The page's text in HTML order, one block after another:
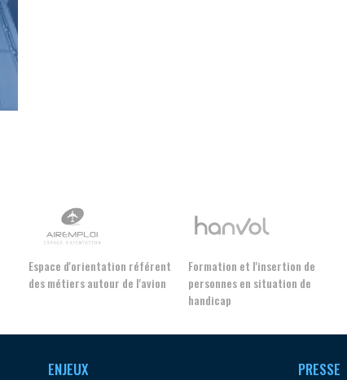
Espace d'orientation référent
des métiers autour de l'avion
Formation et l'insertion de
personnes en situation de
handicap
ENJEUX PRESSE